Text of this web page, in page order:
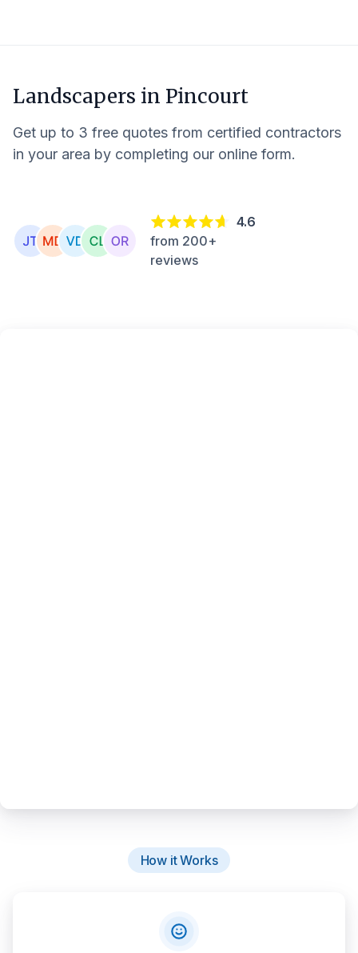
Landscapers in Pincourt
Get up to 3 free quotes from certified contractors
in your area by completing our online form.
4.6
from 200+
reviews
How it Works